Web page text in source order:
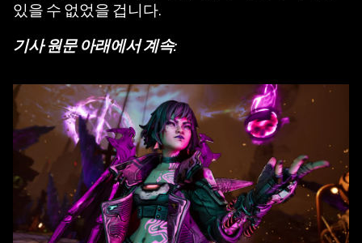
있을 수 없었을 겁니다.
기사 원문 아래에서 계속: